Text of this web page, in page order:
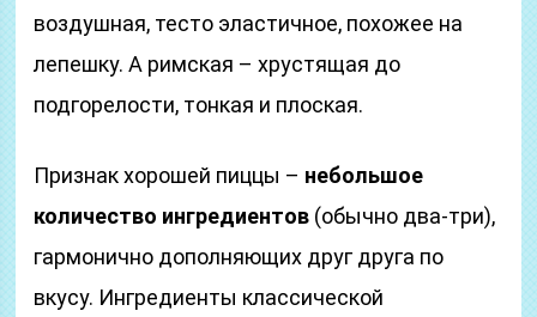
воздушная, тесто эластичное, похожее на
лепешку. А римская – хрустящая до
подгорелости, тонкая и плоская.
Признак хорошей пиццы – небольшое
количество ингредиентов (обычно два-три),
гармонично дополняющих друг друга по
вкусу. Ингредиенты классической